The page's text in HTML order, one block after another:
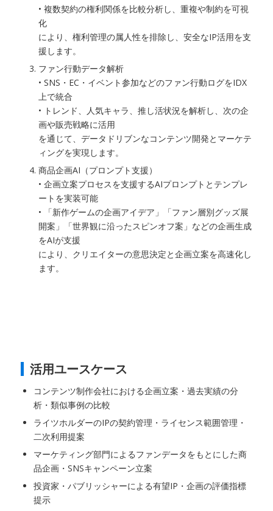
• 複数契約の権利関係を比較分析し、重複や制約を可視
化
により、権利管理の属人性を排除し、安全なIP活用を支
援します。
ファン行動データ解析
• SNS・EC・イベント参加などのファン行動ログをIDX
上で統合
• トレンド、人気キャラ、推し活状況を解析し、次の企
画や販売戦略に活用
を通じて、データドリブンなコンテンツ開発とマーケテ
ィングを実現します。
商品企画AI（プロンプト支援）
• 企画立案プロセスを支援するAIプロンプトとテンプレ
ートを実装可能
• 「新作ゲームの企画アイデア」「ファン層別グッズ展
開案」「世界観に沿ったスピンオフ案」などの企画生成
をAIが支援
により、クリエイターの意思決定と企画立案を高速化し
ます。
活用ユースケース
コンテンツ制作会社における企画立案・過去実績の分
析・類似事例の比較
ライツホルダーのIPの契約管理・ライセンス範囲管理・
二次利用提案
マーケティング部門によるファンデータをもとにした商
品企画・SNSキャンペーン立案
投資家・パブリッシャーによる有望IP・企画の評価指標
提示